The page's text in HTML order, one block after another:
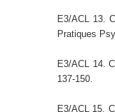
E3/ACL 13.
Pratiques
E3/ACL 14.
137-150.
E3/ACL 15.